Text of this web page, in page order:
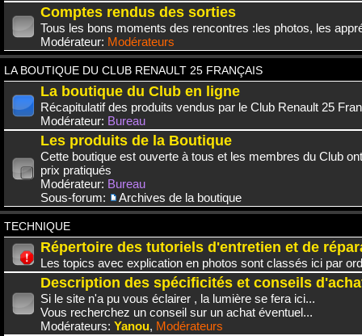
Comptes rendus des sorties
Tous les bons moments des rencontres :les photos, les
Modérateur: Modérateurs
LA BOUTIQUE DU CLUB RENAULT 25 FRANÇAIS
La boutique du Club en ligne
Récapitulatif des produits vendus par le Club Renault 25
Modérateur: Bureau
Les produits de la Boutique
Cette boutique est ouverte à tous et les membres du Club
prix pratiqués
Modérateur: Bureau
Sous-forum:
Archives de la boutique
TECHNIQUE
Répertoire des tutoriels d'entretien et de
Les topics avec explication en photos sont classés ici par
Description des spécificités et conseils
Si le site n'a pu vous éclairer , la lumière se fera ici...
Vous recherchez un conseil sur un achat éventuel...
Modérateurs: Yanou, Modérateurs